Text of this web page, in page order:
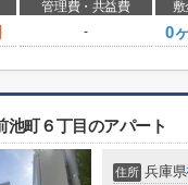
管理費・共益費 敷
- 0
池町６丁目のアパート
住所 兵庫県